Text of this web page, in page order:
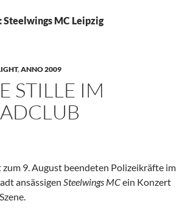
MC Leipzig
,ANNO 2009
STILLE IM
zum 9. August beendeten Polizeikräfte im
ansässigen Steelwings MCein Konzert